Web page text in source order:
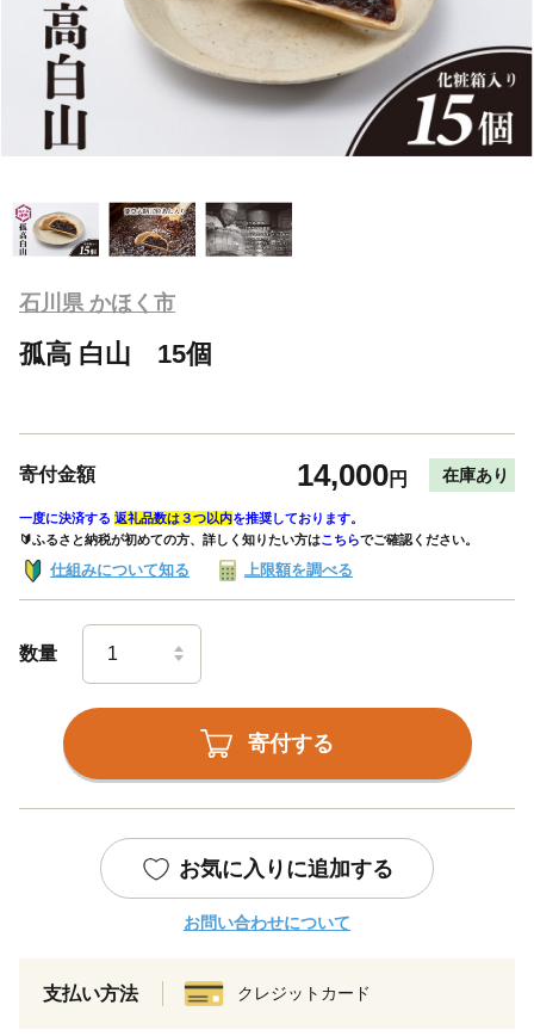
石川県 かほく市
孤高 白山 15個
寄付金額 14,000円 在庫あり
一度に決済する 返礼品数は３つ以内を推奨しております。
🔰ふるさと納税が初めての方、詳しく知りたい方はこちらでご確認ください。
仕組みについて知る 上限額を調べる
数量
寄付する
お気に入りに追加する
お問い合わせについて
支払い方法 クレジットカード